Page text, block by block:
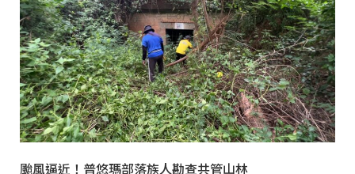
颱風逼近！普悠瑪部落族人勘查共管山林